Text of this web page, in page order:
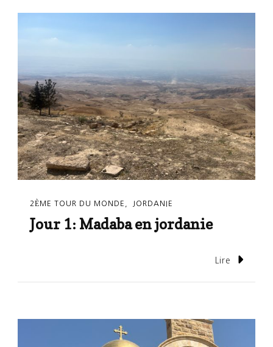
2ÈME TOUR DU MONDE JORDANIE
Jour 1: Madaba en jordanie
Lire